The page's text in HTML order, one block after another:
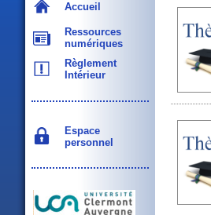
Accueil
Ressources
numériques
Règlement
Intérieur
Espace
personnel